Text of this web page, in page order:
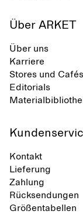
Über ARKET
Über uns
Karriere
Stores und Cafés
Editorials
Kontakt
Lieferung
Zahlung
Rücksendungen
Größentabellen